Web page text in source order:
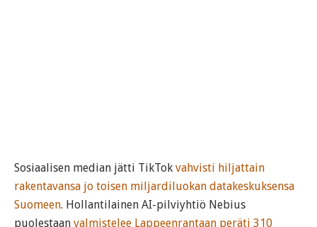
Sosiaalisen median jätti TikTok vahvisti hiljattain
rakentavansa jo toisen miljardiluokan datakeskuksensa
Suomeen. Hollantilainen AI-pilviyhtiö Nebius
puolestaan valmistelee Lappeenrantaan peräti 310